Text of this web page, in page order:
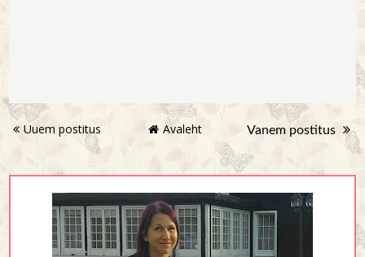
Uuem postitus Vanem postitus
Avaleht